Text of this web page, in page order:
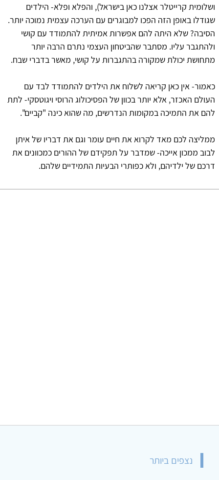
ושלומית קרייטלר אצלנו כאן בישראל), והפלא ופלא- הילדים
שגודלו באופן הזה הפכו למבוגרים עם הערכה עצמית נמוכה יותר.
הסיבה? שלא היתה להם אפשרות אמיתית להתמודד עם קושי
ולהתגבר עליו. מסתבר שהביטחון העצמי נתרם הרבה יותר
מתחושת יכולת שמקורה בהתגברות על קושי, מאשר בדברי שבח.
כאמור- אין כאן קריאה לשלוח את הילדים להתמודד לבד עם
העולם האכזר, אלא יותר בכוון של הפסיכולוג הרוסי ויגוטסקי- לתת
להם את התמיכה במקומות הנדרשים, מה שהוא כינה "קביים".
ממליצה לכם מאד לקרוא את חיים עומר וגם את דבריו של איתן
לבוב ממכון אייכה- שמדבר על תפקידם של ההורים כמכוונים את
דרכם של ילדיהם, ולא כפותרי הבעיות התמידיים שלהם.
נצפים ביותר